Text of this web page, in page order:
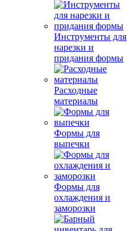
Инструменты для
нарезки и
придания формы
Расходные
материалы
Формы для
выпечки
Формы для
охлаждения и
заморозки